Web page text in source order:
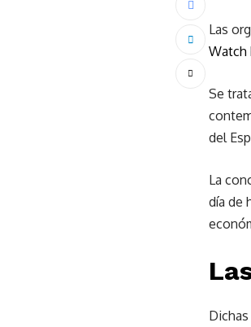
Las
Watch
Se
del
La
día de